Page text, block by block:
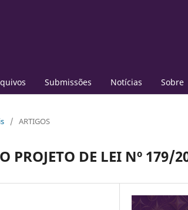
Submissões Notícias Sobre
/ ARTIGOS
PROJETO DE LEI Nº 179/